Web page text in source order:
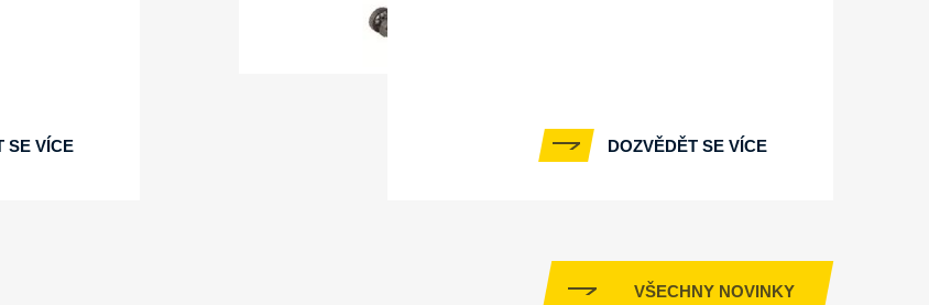
SE VÍCE DOZVĚDĚT SE VÍCE
VŠECHNY NOVINKY